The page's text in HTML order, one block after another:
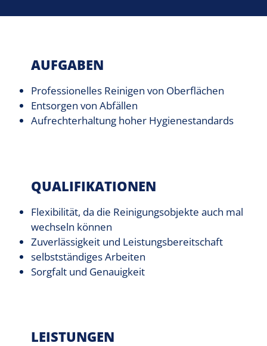
AUFGABEN
Professionelles Reinigen von Oberflächen
Entsorgen von Abfällen
Aufrechterhaltung hoher Hygienestandards
QUALIFIKATIONEN
Flexibilität, da die Reinigungsobjekte auch mal
wechseln können
Zuverlässigkeit und Leistungsbereitschaft
selbstständiges Arbeiten
Sorgfalt und Genauigkeit
LEISTUNGEN